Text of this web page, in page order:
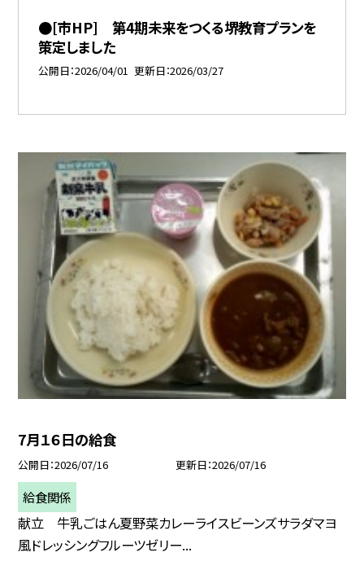
●[市HP] 第4期未来をつくる堺教育プランを
策定しました
公開日 2026/04/01 更新日 2026/03/27
7月１６日の給食
公開日 2026/07/16 更新日 2026/07/16
給食関係
献立 牛乳ごはん夏野菜カレーライスビーンズサラダマヨ
風ドレッシングフルーツゼリー...